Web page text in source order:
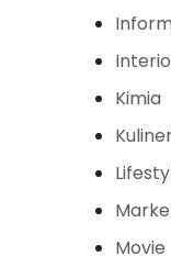
Kimia
Movie